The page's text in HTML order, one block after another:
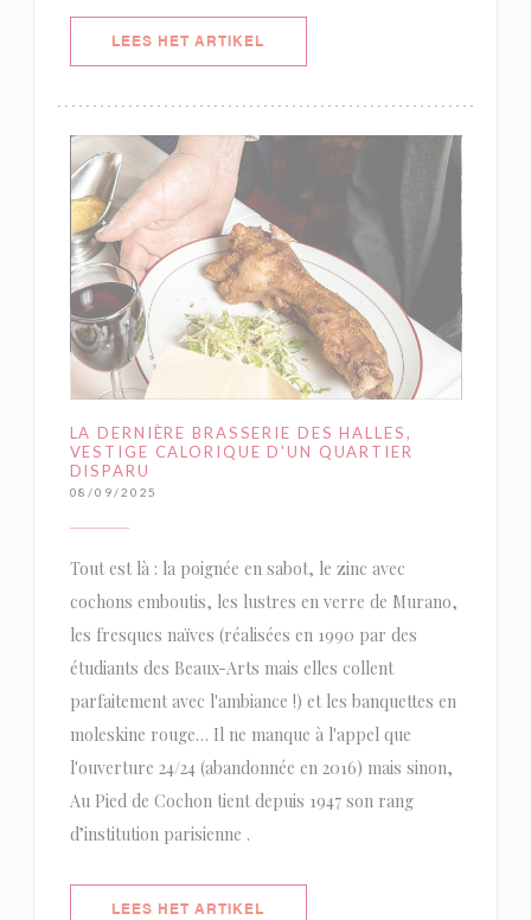
LEES HET ARTIKEL
LA DERNIÈRE BRASSERIE DES HALLES,
VESTIGE CALORIQUE D'UN QUARTIER
DISPARU
08/09/2025
Tout est là : la poignée en sabot, le zinc avec
cochons emboutis, les lustres en verre de Murano,
les fresques naïves (réalisées en 1990 par des
étudiants des Beaux-Arts mais elles collent
parfaitement avec l'ambiance !) et les banquettes en
moleskine rouge… Il ne manque à l'appel que
l'ouverture 24/24 (abandonnée en 2016) mais sinon,
Au Pied de Cochon tient depuis 1947 son rang
d’institution parisienne .
LEES HET ARTIKEL